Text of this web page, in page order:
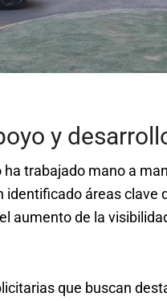
y
trabajado mano a
identificado áreas clave
aumento de la
que buscan